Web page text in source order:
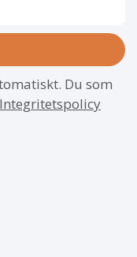
Du som
Integritetspolicy